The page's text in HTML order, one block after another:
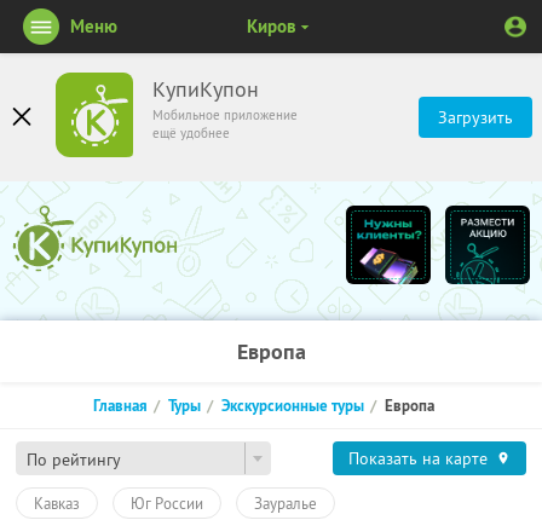
КупиКупон
Мобильное приложение
ещё удобнее
Загрузить
Меню Киров
Европа
По рейтингу
Главная Туры Экскурсионные туры Европа
Показать на карте
Кавказ Юг России Зауралье